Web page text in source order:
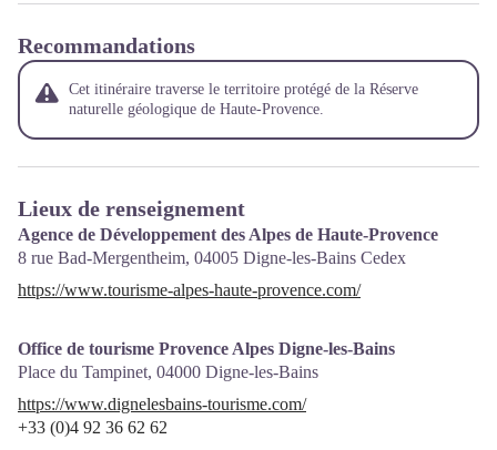
Recommandations
Cet itinéraire traverse le territoire protégé de la Réserve
naturelle géologique de Haute-Provence.
Lieux de renseignement
Agence de Développement des Alpes de Haute-Provence
8 rue Bad-Mergentheim, 04005 Digne-les-Bains Cedex
https://www.tourisme-alpes-haute-provence.com/
Office de tourisme Provence Alpes Digne-les-Bains
Place du Tampinet, 04000 Digne-les-Bains
https://www.dignelesbains-tourisme.com/
+33 (0)4 92 36 62 62